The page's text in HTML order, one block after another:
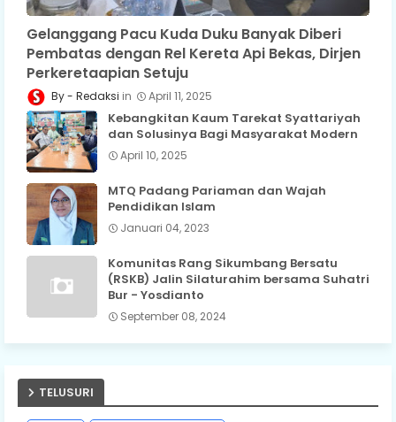
Gelanggang Pacu Kuda Duku Banyak Diberi
Pembatas dengan Rel Kereta Api Bekas, Dirjen
Perkeretaapian Setuju
Redaksi April 11, 2025
Kebangkitan Kaum Tarekat Syattariyah
dan Solusinya Bagi Masyarakat Modern
April 10, 2025
MTQ Padang Pariaman dan Wajah
Pendidikan Islam
Januari 04, 2023
Komunitas Rang Sikumbang Bersatu
(RSKB) Jalin Silaturahim bersama Suhatri
Bur - Yosdianto
September 08, 2024
TELUSURI